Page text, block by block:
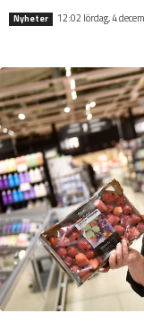
Nyheter 12:02 lördag, 4